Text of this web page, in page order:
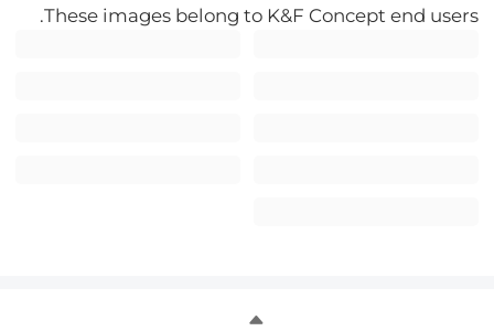
These images belong to K&F Concept end users.